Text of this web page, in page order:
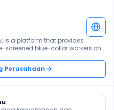
is a platform that provides
screened blue-collar workers on
Perusahaan